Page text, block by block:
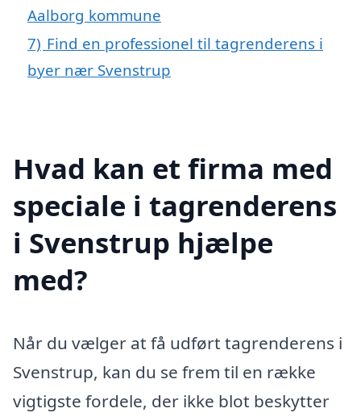
Aalborg kommune
7) Find en professionel til tagrenderens i
byer nær Svenstrup
Hvad kan et firma med
speciale i tagrenderens
i Svenstrup hjælpe
med?
Når du vælger at få udført tagrenderens i
Svenstrup, kan du se frem til en række
vigtigste fordele, der ikke blot beskytter